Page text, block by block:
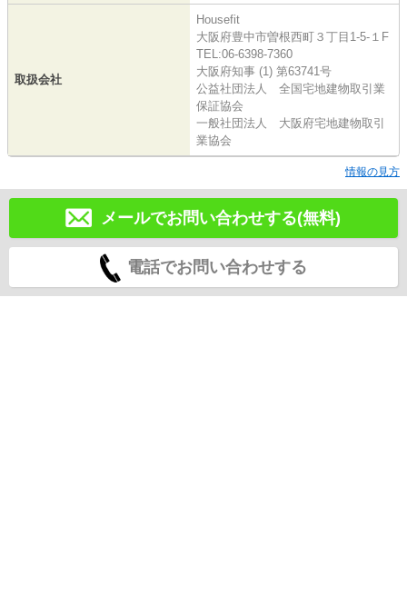
取扱会社
Housefit
大阪府豊中市曽根西町３丁目1-5-１F
TEL:06-6398-7360
大阪府知事 (1) 第63741号
公益社団法人 全国宅地建物取引業
保証協会
一般社団法人 大阪府宅地建物取引
業協会
情報の見方
メールでお問い合わせする(無料)
電話でお問い合わせする